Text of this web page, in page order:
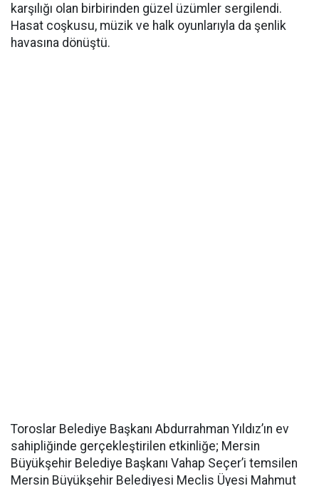
karşılığı olan birbirinden güzel üzümler sergilendi.
Hasat coşkusu, müzik ve halk oyunlarıyla da şenlik
havasına dönüştü.
Toroslar Belediye Başkanı Abdurrahman Yıldız’ın ev
sahipliğinde gerçekleştirilen etkinliğe; Mersin
Büyükşehir Belediye Başkanı Vahap Seçer’i temsilen
Mersin Büyükşehir Belediyesi Meclis Üyesi Mahmut